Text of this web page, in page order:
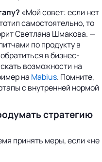
«Мой совет: если нет
самостоятельно, то
Светлана Шмакова. —
по продукту в
в бизнес-
возможности на
на Mabius. Помните,
с внутренней нормой
стратегию
принять меры, если «не